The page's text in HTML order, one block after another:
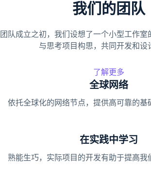
我们的团队
团队成立之初，我们设想了一个小型工作室
与思考项目构思，共同开发和设
了解更多
全球网络
依托全球化的网络节点，提供高可靠的基
在实践中学习
熟能生巧，实际项目的开发有助于提高我